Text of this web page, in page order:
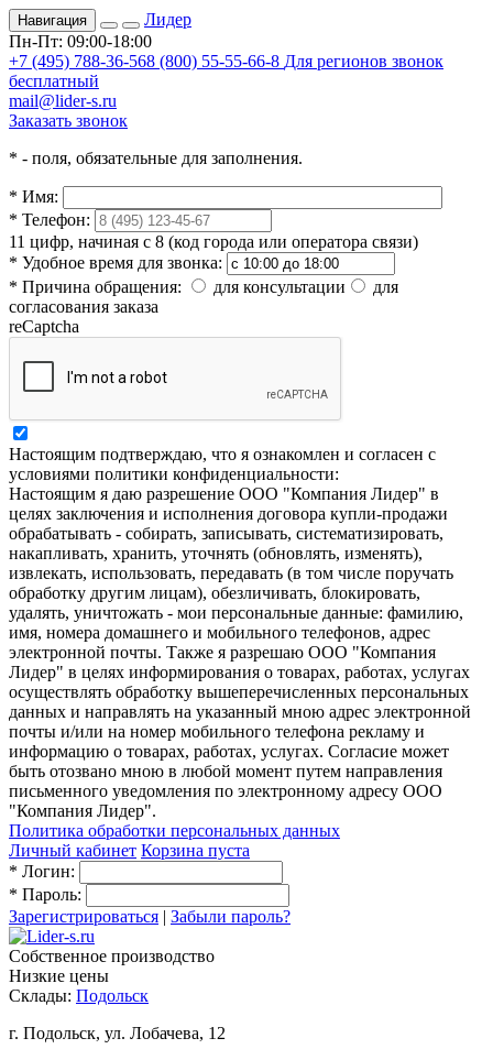
Навигация
Лидер
Пн-Пт: 09:00-18:00
+7 (495) 788-36-568 (800) 55-55-66-8 Для регионов звонок
бесплатный
mail@lider-s.ru
Заказать звонок
* - поля, обязательные для заполнения.
* Имя:
* Телефон:
11 цифр, начиная с 8 (код города или оператора связи)
* Удобное время для звонка:
* Причина обращения: для консультации
для
согласования заказа
reCaptcha
Настоящим подтверждаю, что я ознакомлен и согласен с
условиями политики конфиденциальности:
Настоящим я даю разрешение ООО "Компания Лидер" в
целях заключения и исполнения договора купли-продажи
обрабатывать - собирать, записывать, систематизировать,
накапливать, хранить, уточнять (обновлять, изменять),
извлекать, использовать, передавать (в том числе поручать
обработку другим лицам), обезличивать, блокировать,
удалять, уничтожать - мои персональные данные: фамилию,
имя, номера домашнего и мобильного телефонов, адрес
электронной почты. Также я разрешаю ООО "Компания
Лидер" в целях информирования о товарах, работах, услугах
осуществлять обработку вышеперечисленных персональных
данных и направлять на указанный мною адрес электронной
почты и/или на номер мобильного телефона рекламу и
информацию о товарах, работах, услугах. Согласие может
быть отозвано мною в любой момент путем направления
письменного уведомления по электронному адресу ООО
"Компания Лидер".
Политика обработки персональных данных
Личный кабинет Корзина пуста
* Логин:
* Пароль:
Зарегистрироваться | Забыли пароль?
Собственное производство
Низкие цены
Склады: Подольск
г. Подольск, ул. Лобачева, 12